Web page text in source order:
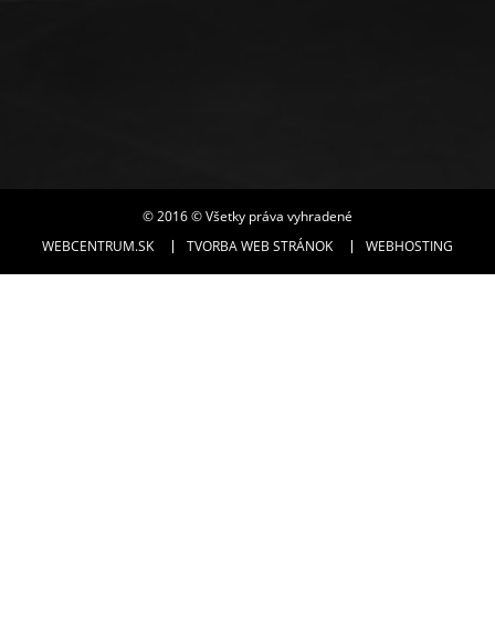
© 2016 © Všetky práva vyhradené
WEBCENTRUM.SK
TVORBA WEB STRÁNOK WEBHOSTING